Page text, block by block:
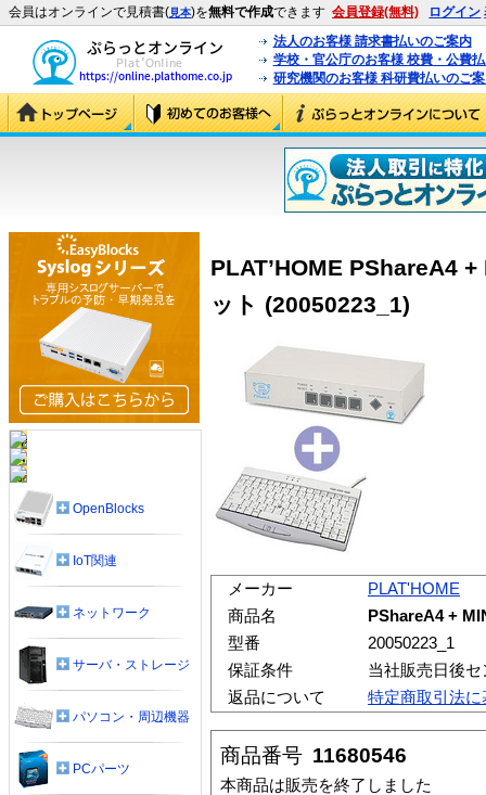
会員はオンラインで見積書(見本)を無料で作成できます 会員登録(無料) ログイン
法人のお客様 請求書払いのご案内
学校・官公庁のお客様 校費・公費
研究機関のお客様 科研費払いのご
PLAT’HOME PShareA4
ット (20050223_1)
メーカー
PLAT'HOME
商品名
PShareA4 +
型番
20050223_1
保証条件
当社販売日後
返品について
特定商取引法
商品番号 11680546
本商品は販売を終了しました
OpenBlocks
IoT関連
ネットワーク
サーバ・ストレージ
パソコン・周辺機器
PCパーツ